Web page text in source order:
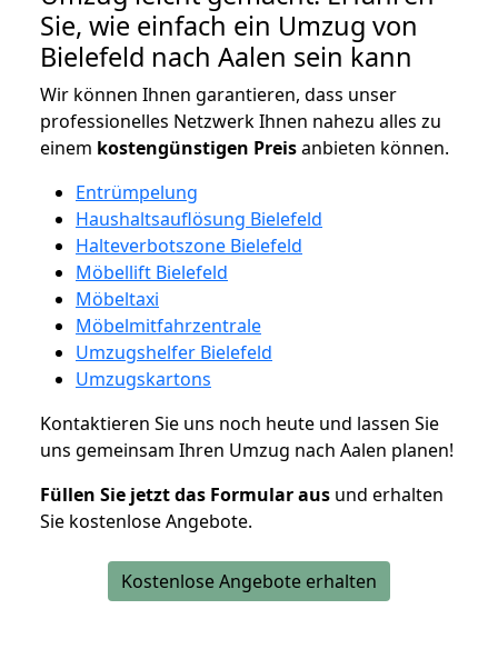
Sie, wie einfach ein Umzug von
Bielefeld nach Aalen sein kann
Wir können Ihnen garantieren, dass unser
professionelles Netzwerk Ihnen nahezu alles zu
einem kostengünstigen Preisanbieten können.
Entrümpelung
Haushaltsauflösung Bielefeld
Halteverbotszone Bielefeld
Möbellift Bielefeld
Möbeltaxi
Möbelmitfahrzentrale
Umzugshelfer Bielefeld
Umzugskartons
Kontaktieren Sie uns noch heute und lassen Sie
uns gemeinsam Ihren Umzug nach Aalen planen!
Füllen Sie jetzt das Formular aus und erhalten
Sie kostenlose Angebote.
Kostenlose Angebote erhalten